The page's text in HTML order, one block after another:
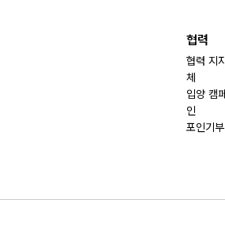
협력
협력 지
체
입양 캠페
인
포인기부